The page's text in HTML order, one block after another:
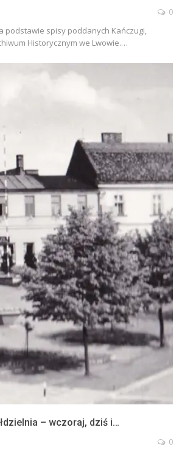
0
podstawie spisy poddanych Kańczugi,
Historycznym we Lwowie.…
– wczoraj, dziś i…
0